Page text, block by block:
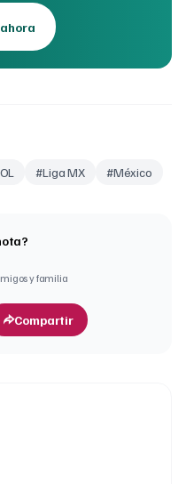
#Liga MX #México
y familia
Compartir